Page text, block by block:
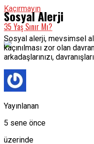
Kaçırmayın
35 Yaş Sınır Mı?
Sosyal Alerji
Sosyal alerji, mevsimsel
kaçınılması zor olan
arkadaşlarınızı,
Yayınlanan
5 sene önce
üzerinde